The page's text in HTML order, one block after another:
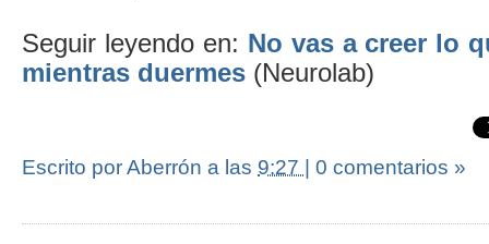
Seguir leyendo en: No vas a creer lo
mientras duermes (Neurolab)
Escrito por Aberrón a las 9:27 | 0 comentarios »